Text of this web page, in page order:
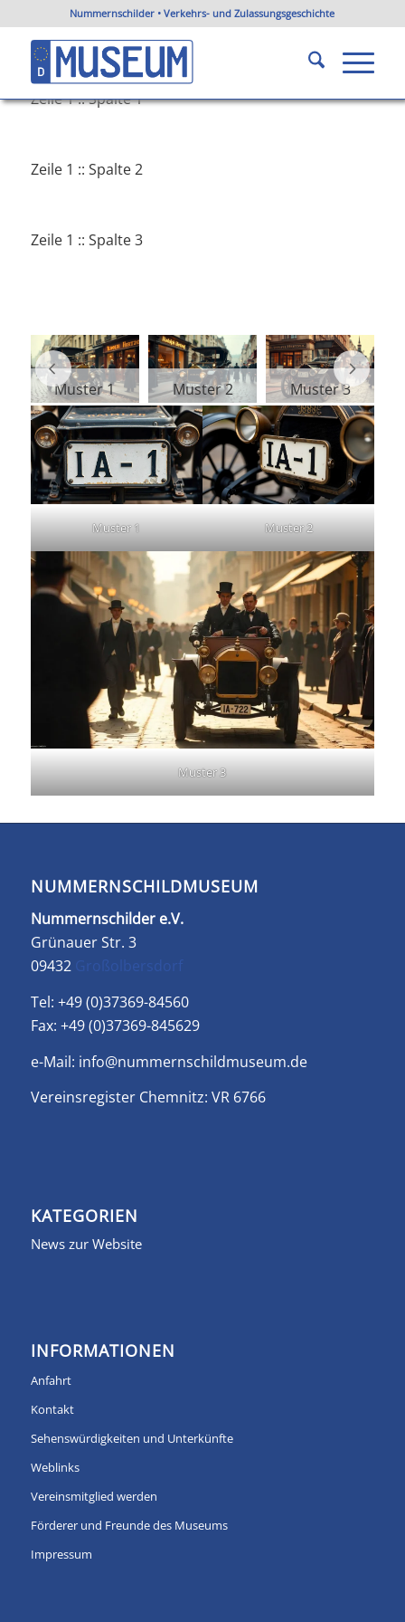
Nummernschilder • Verkehrs- und Zulassungsgeschichte
aaa Muster Blockraster 3-Sp gemischt
Du bist hier: Startseite / aaa Muster Blockraster 3-Sp gemischt
Zeile 1 :: Spalte 1
Zeile 1 :: Spalte 2
Zeile 1 :: Spalte 3
Muster 1 Muster 2 Muster 3
Muster 1 Muster 2
Muster 3
NUMMERNSCHILDMUSEUM
Nummernschilder e.V.
Grünauer Str. 3
09432 Großolbersdorf
Tel: +49 (0)37369-84560
Fax: +49 (0)37369-845629
e-Mail: info@nummernschildmuseum.de
Vereinsregister Chemnitz: VR 6766
KATEGORIEN
News zur Website
INFORMATIONEN
Anfahrt
Kontakt
Sehenswürdigkeiten und Unterkünfte
Weblinks
Vereinsmitglied werden
Förderer und Freunde des Museums
Impressum